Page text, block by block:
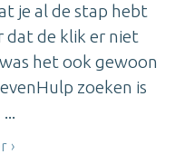
je al de stap hebt
dat de klik er niet
het ook gewoon
zoeken is